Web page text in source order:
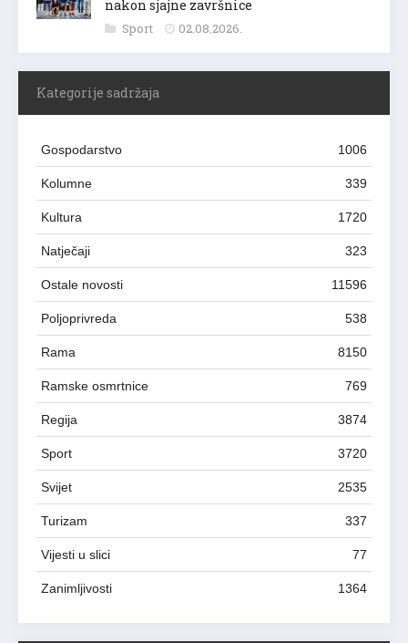
nakon sjajne završnice
Sport 02.08.2026.
Kategorije sadržaja
Gospodarstvo 1006
Kolumne 339
Kultura 1720
Natječaji 323
Ostale novosti 11596
Poljoprivreda 538
Rama 8150
Ramske osmrtnice 769
Regija 3874
Sport 3720
Svijet 2535
Turizam 337
Vijesti u slici 77
Zanimljivosti 1364